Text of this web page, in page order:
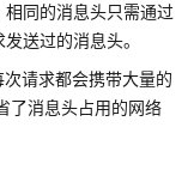
相同的消息头只需通过
送过的消息头。
请求都会携带大量的
了消息头占用的网络